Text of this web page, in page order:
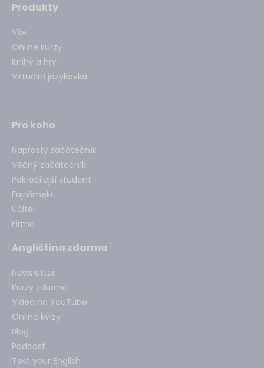
Produkty
Vše
Online kurzy
Knihy a hry
Virtuální jazykovka
Pro koho
Naprostý začátečník
Věčný začátečník
Pokročilejší student
Fajnšmekr
Učitel
Firma
Angličtina zdarma
Newsletter
Kurzy zdarma
Videa na YouTube
Online kvízy
Blog
Podcast
Test your English